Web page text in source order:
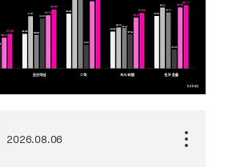
2026.08.06